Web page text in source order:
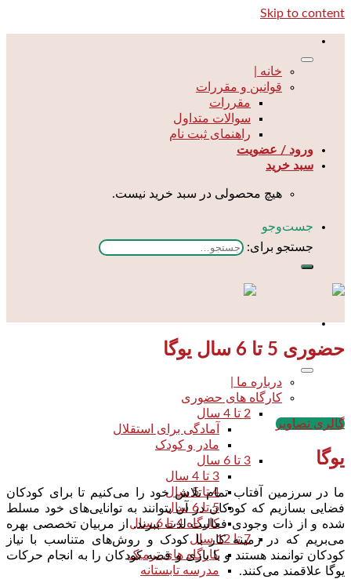
Skip to content
خانه |
قوانین و مقررات
مقررات
سوالات متداول
راهنمای ثبت نام
ورود / عضویت
سبد خرید
هیچ محصولی در سبد خرید نیست.
جست‌و‌جو
جستجو برای:
درباره ما |
کارگاه های حضوری
2 تا 4 سال
آمادگی برای استقلال
مادر و کودک
3 تا 6 سال
3 تا 4 سال
4 تا 5 سال
5 تا 6 سال
کارگاه 4 تا 6 سال
7 تا 12 سال
کارگاه های ترمیک
مدرسه تابستانه
حضوری 5 تا 6 سال یوگا
گالری تصاویر
یوگا
ما در سرزمین آفتاب تمام تلاش خود را می‌کنیم تا برای کودکان
فضایی بسازیم که کودکان در آن بتوانند به توانایی‌های خود مسلط
شده و از ذات وجودی فعالیت لذت ببرند. از مربیان تخصصی بهره
می‌بریم که در زمینه کار با کودک و روش‌های متناسب با نیاز
کودکان توانمند هستند و با بازی و قصه کودکان را به انجام حرکات
یوگا علاقمند می‌کنند.